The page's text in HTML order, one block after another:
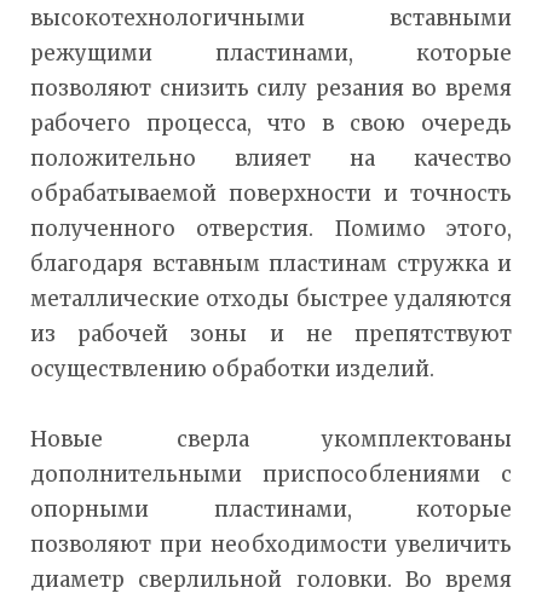
высокотехнологичными вставными
режущими пластинами, которые
позволяют снизить силу резания во время
рабочего процесса, что в свою очередь
положительно влияет на качество
обрабатываемой поверхности и точность
полученного отверстия. Помимо этого,
благодаря вставным пластинам стружка и
металлические отходы быстрее удаляются
из рабочей зоны и не препятствуют
осуществлению обработки изделий.
Новые сверла укомплектованы
дополнительными приспособлениями с
опорными пластинами, которые
позволяют при необходимости увеличить
диаметр сверлильной головки. Во время